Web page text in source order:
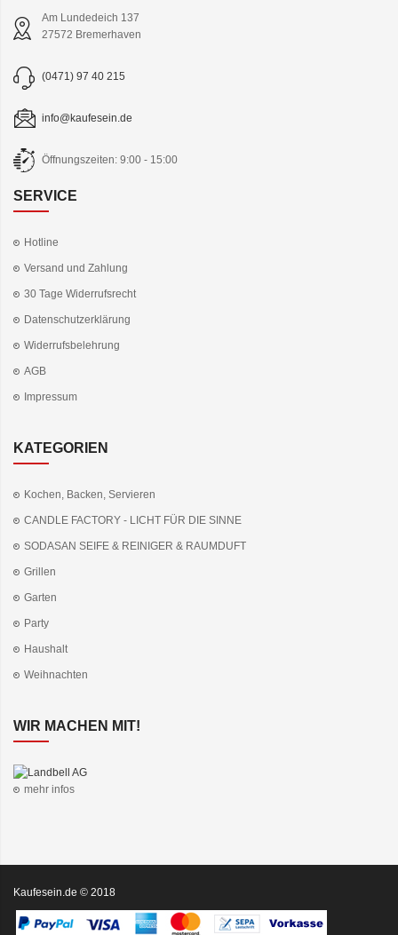
Am Lundedeich 137
27572 Bremerhaven
(0471) 97 40 215
info@kaufesein.de
Öffnungszeiten: 9:00 - 15:00
SERVICE
Hotline
Versand und Zahlung
30 Tage Widerrufsrecht
Datenschutzerklärung
Widerrufsbelehrung
AGB
Impressum
KATEGORIEN
Kochen, Backen, Servieren
CANDLE FACTORY - LICHT FÜR DIE SINNE
SODASAN SEIFE & REINIGER & RAUMDUFT
Grillen
Garten
Party
Haushalt
Weihnachten
WIR MACHEN MIT!
mehr infos
Kaufesein.de © 2018